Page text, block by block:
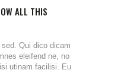
ALL THIS
Qui dico dicam
eleifend ne, no
utinam facilisi. Eu